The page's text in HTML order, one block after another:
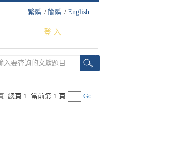
繁體 / 簡體 / English
登 入
總頁 1 當前第 1 頁 Go